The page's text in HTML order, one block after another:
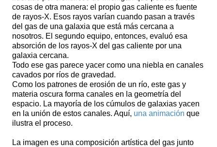
cosas de otra manera: el propio gas caliente es fuente
de rayos-X. Esos rayos varían cuando pasan a través
del gas de una galaxia que está más cercana a
nosotros. El segundo equipo, entonces, evaluó esa
absorción de los rayos-X del gas caliente por una
galaxia cercana.
Todo ese gas parece yacer como una niebla en canales
cavados por ríos de gravedad.
Como los patrones de erosión de un río, este gas y
materia oscura forma canales en la geometría del
espacio. La mayoría de los cúmulos de galaxias yacen
en la unión de estos canales. Aquí, una animación que
ilustra el proceso.
La imagen es una composición artística del gas junto